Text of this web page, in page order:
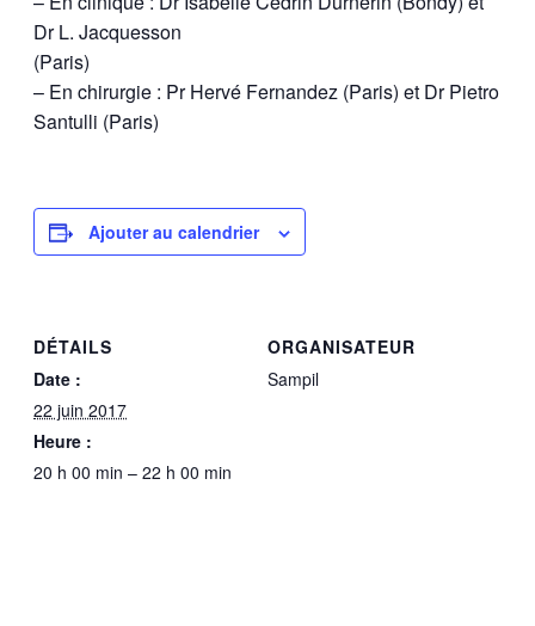
Dr L. Jacquesson
(Paris)
– En chirurgie : Pr Hervé Fernandez (Paris) et Dr Pietro
Santulli (Paris)
Ajouter au calendrier
DÉTAILS
Date :
22 juin 2017
Heure :
20 h 00 min – 22 h 00 min
ORGANISATEUR
Sampil